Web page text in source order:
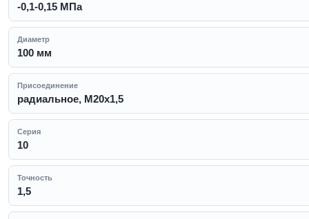
-0,1-0,15 МПа
Диаметр
100 мм
Присоединение
радиальное, M20x1,5
Серия
10
Точность
1,5